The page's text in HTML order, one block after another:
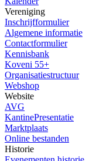
Vereniging
Inschrijfformulier
Algemene informatie
Contactformulier
Kennisbank
Koveni 55+
Organisatiestructuur
Webshop
Website
AVG
KantinePresentatie
Marktplaats
Online bestanden
Historie